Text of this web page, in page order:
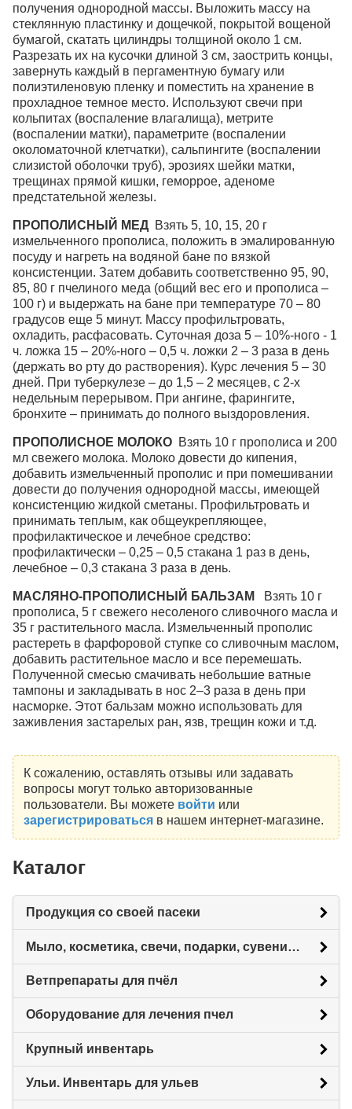
получения однородной массы. Выложить массу на
стеклянную пластинку и дощечкой, покрытой вощеной
бумагой, скатать цилиндры толщиной около 1 см.
Разрезать их на кусочки длиной 3 см, заострить концы,
завернуть каждый в пергаментную бумагу или
полиэтиленовую пленку и поместить на хранение в
прохладное темное место. Используют свечи при
кольпитах (воспаление влагалища), метрите
(воспалении матки), параметрите (воспалении
околоматочной клетчатки), сальпингите (воспалении
слизистой оболочки труб), эрозиях шейки матки,
трещинах прямой кишки, геморрое, аденоме
предстательной железы.
ПРОПОЛИСНЫЙ МЕД Взять 5, 10, 15, 20 г
измельченного прополиса, положить в эмалированную
посуду и нагреть на водяной бане по вязкой
консистенции. Затем добавить соответственно 95, 90,
85, 80 г пчелиного меда (общий вес его и прополиса –
100 г) и выдержать на бане при температуре 70 – 80
градусов еще 5 минут. Массу профильтровать,
охладить, расфасовать. Суточная доза 5 – 10%-ного - 1
ч. ложка 15 – 20%-ного – 0,5 ч. ложки 2 – 3 раза в день
(держать во рту до растворения). Курс лечения 5 – 30
дней. При туберкулезе – до 1,5 – 2 месяцев, с 2-х
недельным перерывом. При ангине, фарингите,
бронхите – принимать до полного выздоровления.
ПРОПОЛИСНОЕ МОЛОКО Взять 10 г прополиса и 200
мл свежего молока. Молоко довести до кипения,
добавить измельченный прополис и при помешивании
довести до получения однородной массы, имеющей
консистенцию жидкой сметаны. Профильтровать и
принимать теплым, как общеукрепляющее,
профилактическое и лечебное средство:
профилактически – 0,25 – 0,5 стакана 1 раз в день,
лечебное – 0,3 стакана 3 раза в день.
МАСЛЯНО-ПРОПОЛИСНЫЙ БАЛЬЗАМ
Взять 10 г
прополиса, 5 г свежего несоленого сливочного масла и
35 г растительного масла. Измельченный прополис
растереть в фарфоровой ступке со сливочным маслом,
добавить растительное масло и все перемешать.
Полученной смесью смачивать небольшие ватные
тампоны и закладывать в нос 2–3 раза в день при
насморке. Этот бальзам можно использовать для
заживления застарелых ран, язв, трещин кожи и т.д.
К сожалению, оставлять отзывы или задавать
вопросы могут только авторизованные
пользователи. Вы можете войти или
зарегистрироватьсяв нашем интернет-магазине.
Каталог
Продукция со своей пасеки
Мыло, косметика, свечи, подарки, сувениры.
Ветпрепараты для пчёл
Оборудование для лечения пчел
Крупный инвентарь
Ульи. Инвентарь для ульев